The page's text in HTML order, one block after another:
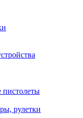
пистолеты
рулетки